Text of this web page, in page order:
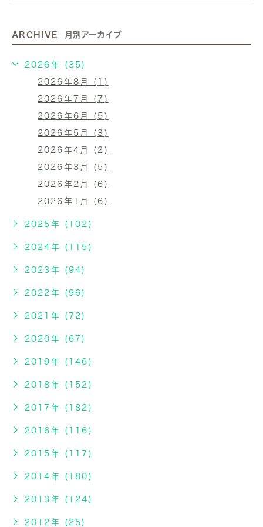
ARCHIVE 月別アーカイブ
2026年 (35)
2026年8月 (1)
2026年7月 (7)
2026年6月 (5)
2026年5月 (3)
2026年4月 (2)
2026年3月 (5)
2026年2月 (6)
2026年1月 (6)
2025年 (102)
2024年 (115)
2023年 (94)
2022年 (96)
2021年 (72)
2020年 (67)
2019年 (146)
2018年 (152)
2017年 (182)
2016年 (116)
2015年 (117)
2014年 (180)
2013年 (124)
2012年 (25)